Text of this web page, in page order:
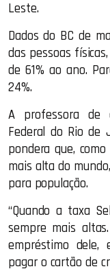
Leste.
Dados do BC de
das pessoas
de 61% ao ano.
24%.
A professora de
Federal do Rio de
pondera que,
mais alta do
para população.
“Quando a taxa
sempre mais
empréstimo
pagar o cartão de